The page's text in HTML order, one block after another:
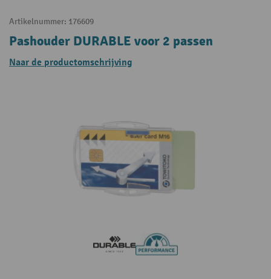
Artikelnummer: 176609
Pashouder DURABLE voor 2 passen
Naar de productomschrijving